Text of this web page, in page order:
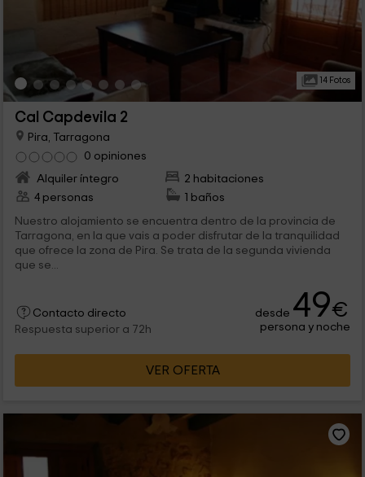
14 Fotos
Cal Capdevila 2
Pira, Tarragona
0 opiniones
Alquiler íntegro
2 habitaciones
4 personas
1 baños
Nuestro alojamiento se encuentra dentro de la provincia de
Tarragona, en la que vais a poder disfrutar de la tranquilidad
que ofrece la zona de Pira. Se trata de la segunda vivienda
que se...
Contacto directo
Respuesta superior a 72h
desde 49€
persona y noche
VER OFERTA